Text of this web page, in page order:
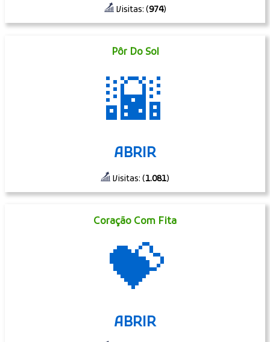
Visitas: (974)
Pôr Do Sol
🌇
ABRIR
Visitas: (1.081)
Coração Com Fita
💝
ABRIR